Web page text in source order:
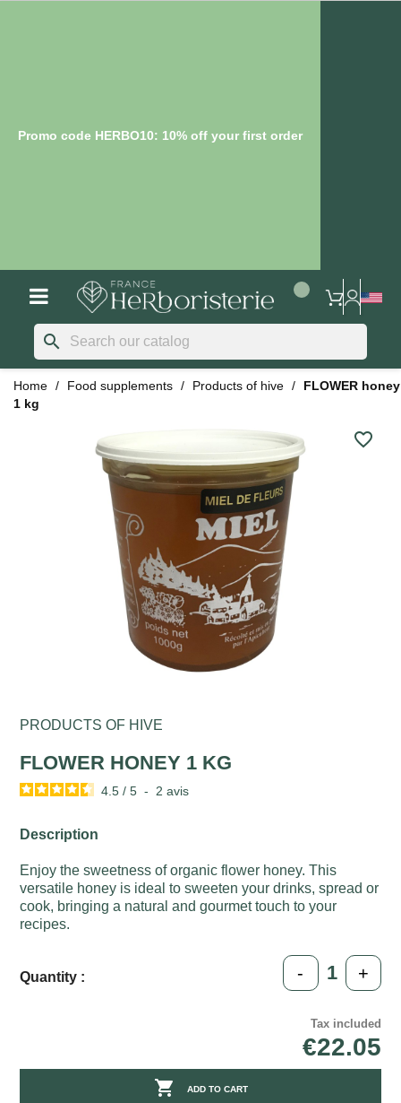
Promo code HERBO10: 10% off your first order
search
Home Food supplements Products of hive
FLOWER honey
1 kg
favorite_border
PRODUCTS OF HIVE
FLOWER HONEY 1 KG
4.5 / 5 - 2avis
Description
Enjoy the sweetness of organic flower honey. This
versatile honey is ideal to sweeten your drinks, spread or
cook, bringing a natural and gourmet touch to your
recipes.
Quantity : - +
Tax included
€22.05
 ADD TO CART